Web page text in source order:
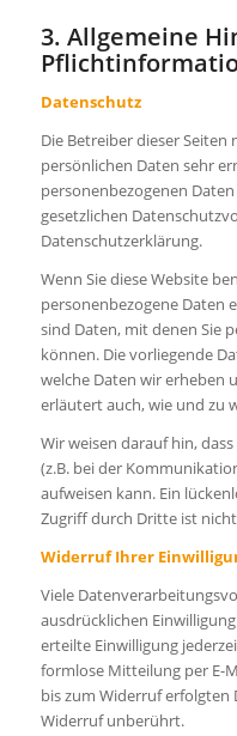
3. Allgemeine
Datenschutz
Die Betreiber dieser
persönlichen Daten sehr
personenbezogenen
gesetzlichen
Datenschutzerklärung.
Wenn Sie diese Website
personenbezogene Daten
sind Daten, mit denen Sie
können. Die vorliegende
welche Daten wir erheben
erläutert auch, wie und zu
Wir weisen darauf hin,
(z.B. bei der
aufweisen kann. Ein
Zugriff durch Dritte ist
Widerruf Ihrer
Viele
ausdrücklichen
erteilte Einwilligung
formlose Mitteilung per E-
bis zum Widerruf
Widerruf unberührt.